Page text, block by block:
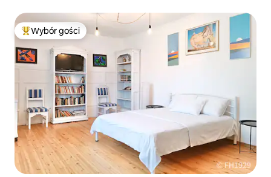
Najpopularniejsze z kategorii Wybór gości
Wybór gości